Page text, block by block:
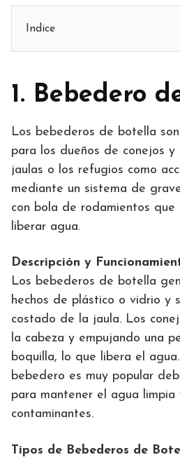
Indice
1. Bebedero
Los bebederos de botella
para los dueños de conejos y
jaulas o los refugios como
mediante un sistema de
con bola de rodamientos que
liberar agua.
Descripción y
Los bebederos de botella
hechos de plástico o vidrio y
costado de la jaula. Los
la cabeza y empujando una
boquilla, lo que libera el
bebedero es muy popular
para mantener el agua limpia
contaminantes.
Tipos de Bebederos de